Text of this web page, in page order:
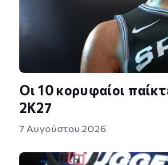
Οι 10 κορυφαίοι
2K27
7 Αυγούστου 2026